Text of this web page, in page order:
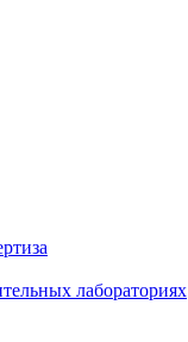
лабораториях